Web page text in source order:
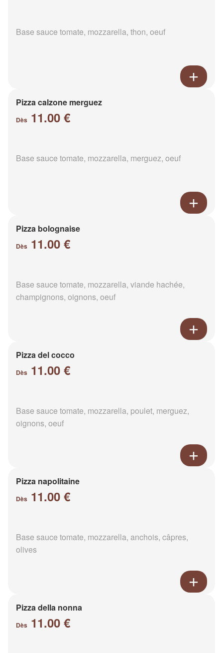
Base sauce tomate, mozzarella, thon, oeuf
Pizza calzone merguez
Dès 11.00 €
Base sauce tomate, mozzarella, merguez, oeuf
Pizza bolognaise
Dès 11.00 €
Base sauce tomate, mozzarella, viande hachée,
champignons, oignons, oeuf
Pizza del cocco
Dès 11.00 €
Base sauce tomate, mozzarella, poulet, merguez,
oignons, oeuf
Pizza napolitaine
Dès 11.00 €
Base sauce tomate, mozzarella, anchois, câpres,
olives
Pizza della nonna
Dès 11.00 €